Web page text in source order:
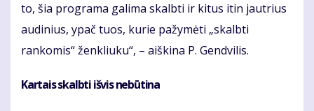
to, šia programa galima skalbti ir kitus itin jautrius
audinius, ypač tuos, kurie pažymėti „skalbti
rankomis“ ženkliuku“, – aiškina P. Gendvilis.
Kartais skalbti išvis nebūtina